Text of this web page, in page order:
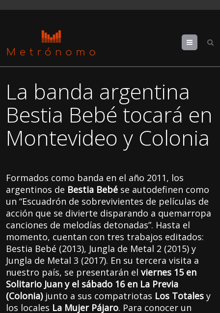
Menu
La banda argentina
Bestia Bebé tocará en
Montevideo y Colonia
Formados como banda en el año 2011, los
argentinos de Bestia Bebé se autodefinen como
un “Escuadrón de sobrevivientes de películas de
acción que se divierte disparando a quemarropa
canciones de melodías detonadas”. Hasta el
momento, cuentan con tres trabajos editados:
Bestia Bebé (2013), Jungla de Metal 2 (2015) y
Jungla de Metal 3 (2017). En su tercera visita a
nuestro país, se presentarán elviernes 15 en
Solitario Juan y el sábado 16 en La Previa
(Colonia)junto a sus compatriotas Los Totales y
los locales La Mujer Pájaro. Para conocer un